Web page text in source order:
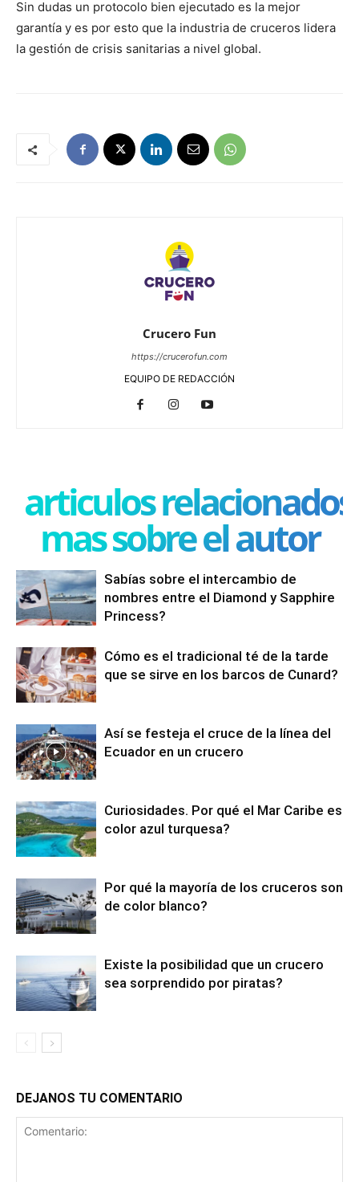
Sin dudas un protocolo bien ejecutado es la mejor
garantía y es por esto que la industria de cruceros lidera
la gestión de crisis sanitarias a nivel global.
Crucero Fun
https://crucerofun.com
EQUIPO DE REDACCIÓN
articulos relacionados
mas sobre el autor
Sabías sobre el intercambio de
nombres entre el Diamond y Sapphire
Princess?
Cómo es el tradicional té de la tarde
que se sirve en los barcos de Cunard?
Así se festeja el cruce de la línea del
Ecuador en un crucero
Curiosidades. Por qué el Mar Caribe es
color azul turquesa?
Por qué la mayoría de los cruceros son
de color blanco?
Existe la posibilidad que un crucero
sea sorprendido por piratas?
DEJANOS TU COMENTARIO